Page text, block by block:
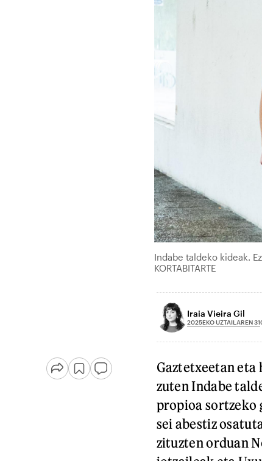
Indabe taldeko kideak.
KORTABITARTE
Iraia Vieira Gil
2025EKO UZTAILAREN 31
Gaztetxeetan
zuten Indabe
propioa sortzeko
sei abestiz
zituzten orduan